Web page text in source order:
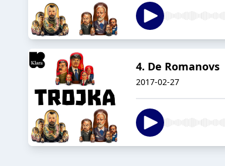
4. De Romanovs
2017-02-27